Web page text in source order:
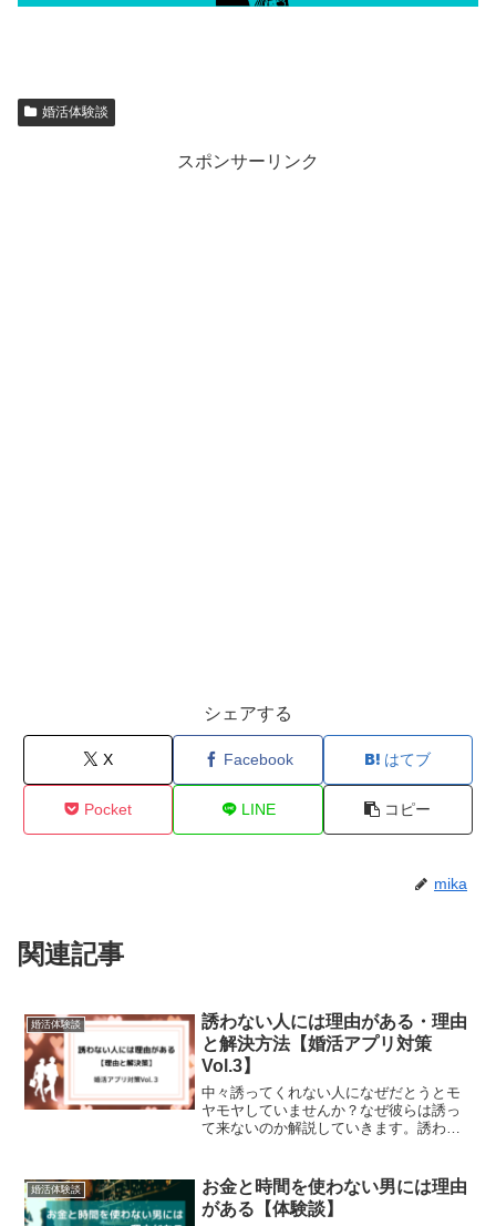
婚活体験談
スポンサーリンク
シェアする
X Facebook はてブ
Pocket LINE コピー
mika
関連記事
婚活体験談
誘わない人には理由がある・理由
と解決方法【婚活アプリ対策
Vol.3】
中々誘ってくれない人になぜだとうとモ
ヤモヤしていませんか？なぜ彼らは誘っ
て来ないのか解説していきます。誘わな
ージが進展しない返事が遅い最初にメッ
セージを送ってこない相手...
婚活体験談
お金と時間を使わない男には理由
がある【体験談】